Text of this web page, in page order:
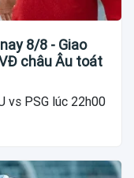
8/8 - Giao
châu Âu toát
vs PSG lúc 22h00